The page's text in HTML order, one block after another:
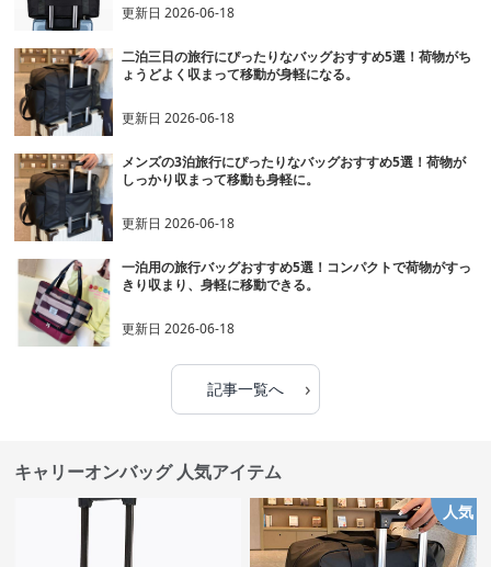
更新日2026-06-18
二泊三日の旅行にぴったりなバッグおすすめ5選！荷物がち
ょうどよく収まって移動が身軽になる。
更新日2026-06-18
メンズの3泊旅行にぴったりなバッグおすすめ5選！荷物が
しっかり収まって移動も身軽に。
更新日2026-06-18
一泊用の旅行バッグおすすめ5選！コンパクトで荷物がすっ
きり収まり、身軽に移動できる。
更新日2026-06-18
記事一覧へ ›
キャリーオンバッグ 人気アイテム
人気